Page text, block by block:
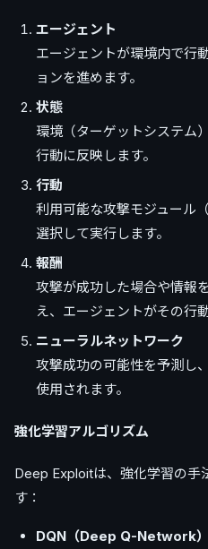
エージェント
エージェントが環境内で行
ョンを進めます。
状態
環境（ターゲットシステム
行動に反映します。
行動
利用可能な攻撃モジュール
選択して実行します。
報酬
攻撃が成功した場合や情報
え、エージェントがその行
ニューラルネットワーク
攻撃成功の可能性を予測し
使用されます。
強化学習アルゴリズム
Deep Exploitは、強化学習の手
す：
DQN（Deep Q-Network）